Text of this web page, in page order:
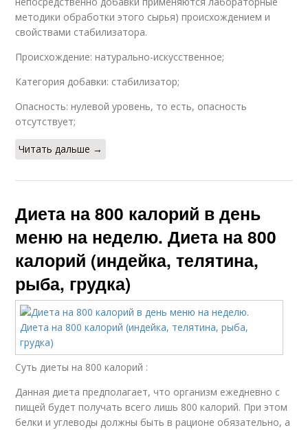
методики обработки этого сырья) происхождением и
свойствами стабилизатора.
Происхождение: натурально-искусственное;
Категория добавки: стабилизатор;
Опасность: нулевой уровень, то есть, опасность
отсутствует;
Читать дальше →
Диета на 800 калорий в день
меню на неделю. Диета на 800
калорий (индейка, телятина,
рыба, грудка)
Суть диеты на 800 калорий :
Данная диета предполагает, что организм ежедневно с
пищей будет получать всего лишь 800 калорий. При этом
белки и углеводы должны быть в рационе обязательно, а